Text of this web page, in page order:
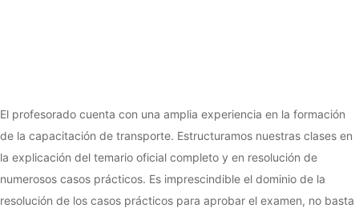
El profesorado cuenta con una amplia experiencia en la formación
de la capacitación de transporte. Estructuramos nuestras clases en
la explicación del temario oficial completo y en resolución de
numerosos casos prácticos. Es imprescindible el dominio de la
resolución de los casos prácticos para aprobar el examen, no basta